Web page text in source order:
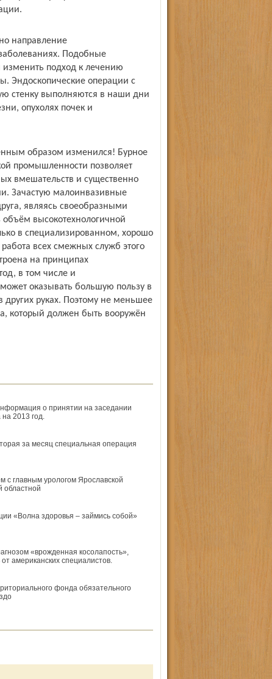
направление
Подобные
подход к лечению
Эндоскопические операции с
стенку выполняются в наши дни
опухолях почек и
образом изменился! Бурное
промышленности позволяет
вмешательств и существенно
Зачастую малоинвазивные
являясь своеобразными
высокотехнологичной
в специализированном, хорошо
всех смежных служб этого
на принципах
в том числе и
оказывать большую пользу в
других руках. Поэтому не меньшее
который должен быть вооружён
о принятии на заседании
2013 год.
за месяц специальная операция
с главным урологом Ярославской
областной
«Волна здоровья – займись собой»
«врожденная косолапость»,
американских специалистов.
фонда обязательного